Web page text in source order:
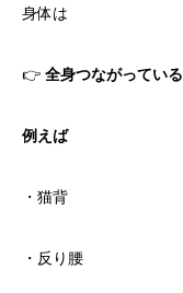
身体は
👉 全身つながっている
例えば
・猫背
・反り腰